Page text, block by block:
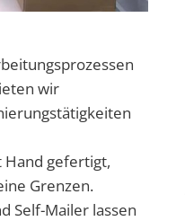
wir
Hand gefertigt,
Grenzen.
Self-Mailer lassen